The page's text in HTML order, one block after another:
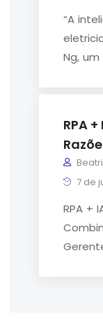
“A
Ng, um
RPA
7 de
RPA +